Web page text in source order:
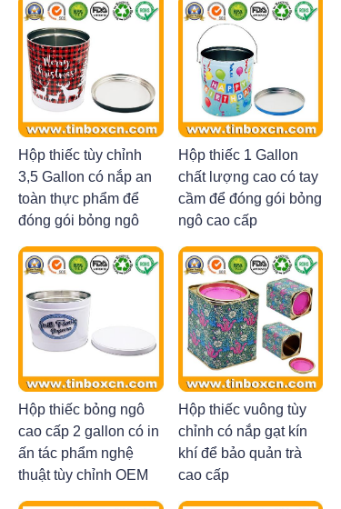
Hộp thiếc tùy chỉnh
3,5 Gallon có nắp an
toàn thực phẩm để
đóng gói bỏng ngô
Hộp thiếc 1 Gallon
chất lượng cao có tay
cầm để đóng gói bỏng
ngô cao cấp
Hộp thiếc bỏng ngô
cao cấp 2 gallon có in
ấn tác phẩm nghệ
thuật tùy chỉnh OEM
Hộp thiếc vuông tùy
chỉnh có nắp gạt kín
khí để bảo quản trà
cao cấp